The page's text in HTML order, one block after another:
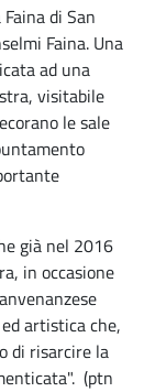
di San
Faina. Una
ad una
visitabile
le sale
già nel 2016
in occasione
artistica che,
di risarcire la
(ptn